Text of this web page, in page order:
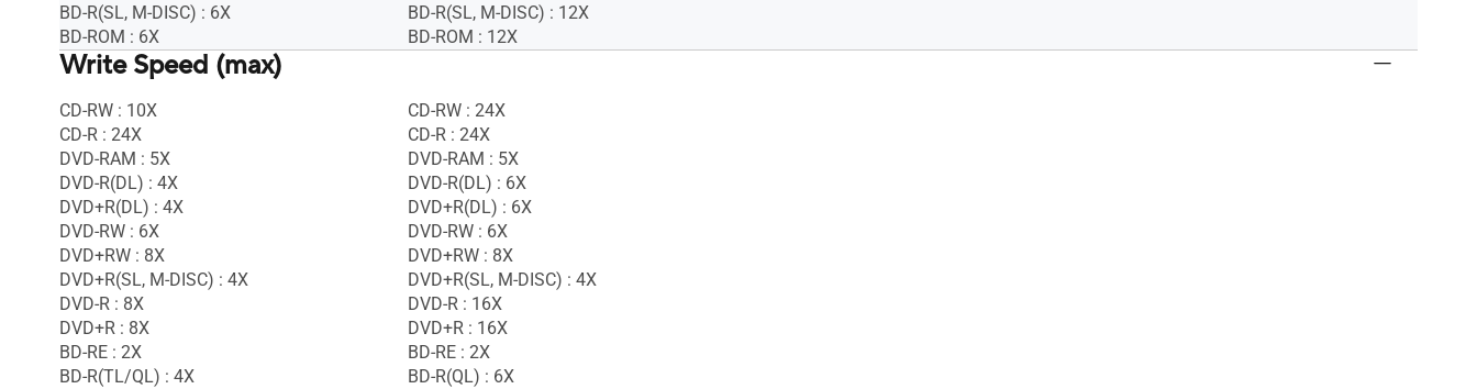
BD-R(SL, M-DISC) : 6X
BD-ROM : 6X
BD-R(SL, M-DISC) : 12X
BD-ROM : 12X
Write Speed (max)
CD-RW : 10X
CD-R : 24X
DVD-RAM : 5X
DVD-R(DL) : 4X
DVD+R(DL) : 4X
DVD-RW : 6X
DVD+RW : 8X
DVD+R(SL, M-DISC) : 4X
DVD-R : 8X
DVD+R : 8X
BD-RE : 2X
BD-R(TL/QL) : 4X
CD-RW : 24X
CD-R : 24X
DVD-RAM : 5X
DVD-R(DL) : 6X
DVD+R(DL) : 6X
DVD-RW : 6X
DVD+RW : 8X
DVD+R(SL, M-DISC) : 4X
DVD-R : 16X
DVD+R : 16X
BD-RE : 2X
BD-R(QL) : 6X